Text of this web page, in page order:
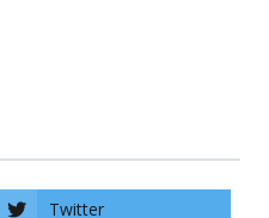
Twitter